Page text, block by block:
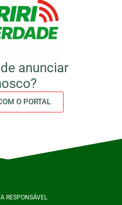
anunciar
O PORTAL
RESPONSÁVEL